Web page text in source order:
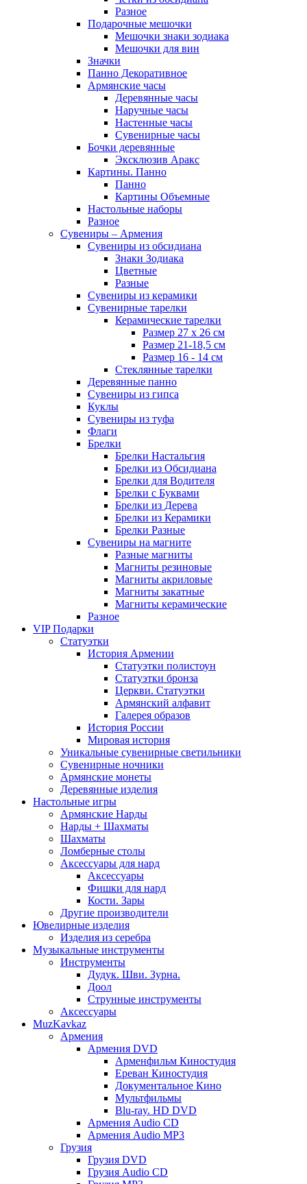
Разное
Подарочные мешочки
Мешочки знаки зодиака
Мешочки для вин
Значки
Панно Декоративное
Армянские часы
Деревянные часы
Наручные часы
Настенные часы
Сувенирные часы
Бочки деревянные
Эксклюзив Аракс
Картины. Панно
Панно
Картины Объемные
Настольные наборы
Разное
Сувениры – Армения
Сувениры из обсидиана
Знаки Зодиака
Цветные
Разные
Сувениры из керамики
Сувенирные тарелки
Керамические тарелки
Размер 27 х 26 см
Размер 21-18,5 см
Размер 16 - 14 см
Стеклянные тарелки
Деревянные панно
Сувениры из гипса
Куклы
Сувениры из туфа
Флаги
Брелки
Брелки Настальгия
Брелки из Обсидиана
Брелки для Водителя
Брелки с Буквами
Брелки из Дерева
Брелки из Керамики
Брелки Разные
Сувениры на магните
Разные магниты
Магниты резиновые
Магниты акриловые
Магниты закатные
Магниты керамические
Разное
VIP Подарки
Статуэтки
История Армении
Статуэтки полистоун
Статуэтки бронза
Церкви. Статуэтки
Армянский алфавит
Галерея образов
История России
Мировая история
Уникальные сувенирные светильники
Сувенирные ночники
Армянские монеты
Деревянные изделия
Настольные игры
Армянские Нарды
Нарды + Шахматы
Шахматы
Ломберные столы
Аксессуары для нард
Аксессуары
Фишки для нард
Кости. Зары
Другие производители
Ювелирные изделия
Изделия из серебра
Музыкальные инструменты
Инструменты
Дудук. Шви. Зурна.
Доол
Струнные инструменты
Аксессуары
MuzKavkaz
Армения
Армения DVD
Арменфильм Киностудия
Ереван Киностудия
Документальное Кино
Мультфильмы
Blu-ray. HD DVD
Армения Audio CD
Армения Audio MP3
Грузия
Грузия DVD
Грузия Audio CD